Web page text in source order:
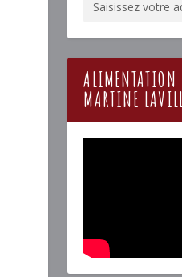
ALIMENTATION
MARTINE